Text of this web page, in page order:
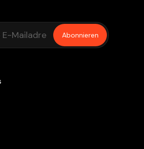
Abonnieren